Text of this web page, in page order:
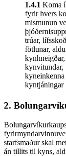
1.4.1 Koma
fyrir hvers
mismunun
trúar,
fötlunar,
kynhneigðar,
kynvitundar,
kyneinkenna
kyntjáningar
2.
starfsmaður skal
án tillits til kyns,